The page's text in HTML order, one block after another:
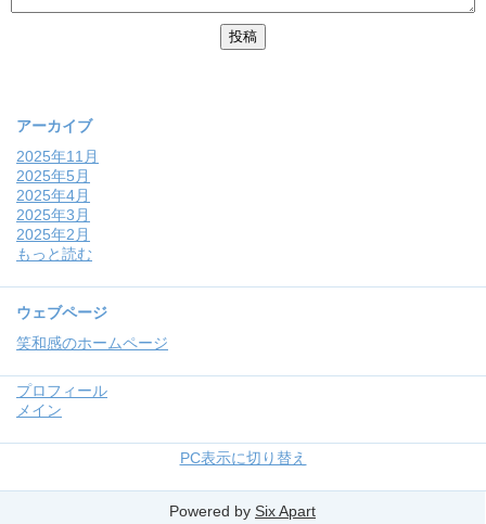
アーカイブ
2025年11月
2025年5月
2025年4月
2025年3月
2025年2月
もっと読む
ウェブページ
笑和感のホームページ
プロフィール
メイン
PC表示に切り替え
Powered by Six Apart